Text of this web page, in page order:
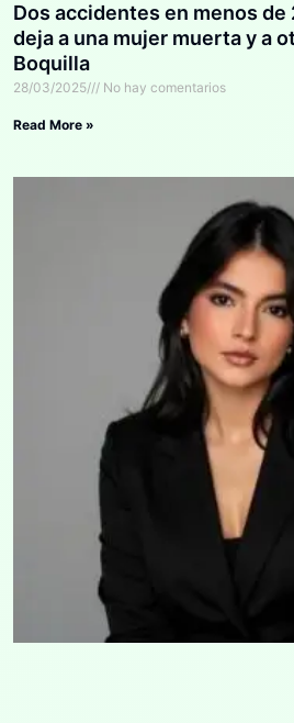
Dos accidentes en menos
deja a una mujer muerta y a
Boquilla
28/03/2025 No hay comentarios
Read More »